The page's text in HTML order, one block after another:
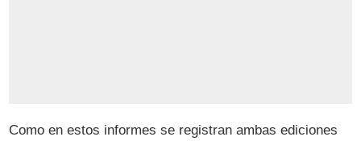
Como en estos informes se registran ambas ediciones